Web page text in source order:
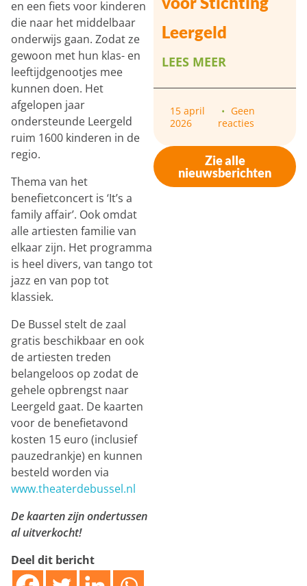
en een fiets voor kinderen
die naar het middelbaar
onderwijs gaan. Zodat ze
gewoon met hun klas- en
leeftijdgenootjes mee
kunnen doen. Het
afgelopen jaar
ondersteunde Leergeld
ruim 1600 kinderen in de
regio.
Thema van het
benefietconcert is ‘It’s a
family affair’. Ook omdat
alle artiesten familie van
elkaar zijn. Het programma
is heel divers, van tango tot
jazz en van pop tot
klassiek.
De Bussel stelt de zaal
gratis beschikbaar en ook
de artiesten treden
belangeloos op zodat de
gehele opbrengst naar
Leergeld gaat. De kaarten
voor de benefietavond
kosten 15 euro (inclusief
pauzedrankje) en kunnen
besteld worden via
www.theaterdebussel.nl
De kaarten zijn ondertussen
al uitverkocht!
Deel dit bericht
Leergeld
LEES MEER
15 april
2026
Geen
reacties
Zie alle
nieuwsberichten